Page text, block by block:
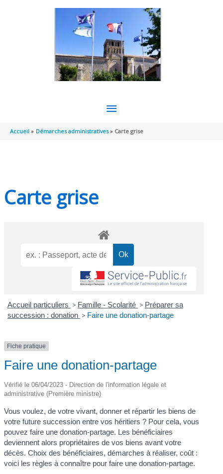
MENU
PRINCIPAL
Accueil Démarches administratives Carte grise
Carte grise
Accueil particuliers > Famille - Scolarité > Préparer sa
succession : donation > Faire une donation-partage
Fiche pratique
Faire une donation-partage
Vérifié le 06/04/2023 - Direction de l'information légale et
administrative (Première ministre)
Vous voulez, de votre vivant, donner et répartir les biens de
votre future succession entre vos héritiers ? Pour cela, vous
pouvez faire une donation-partage. Les bénéficiaires
deviennent alors propriétaires de vos biens avant votre
décès. Choix des bénéficiaires, démarches à réaliser, coût :
voici les règles à connaître pour faire une donation-partage.